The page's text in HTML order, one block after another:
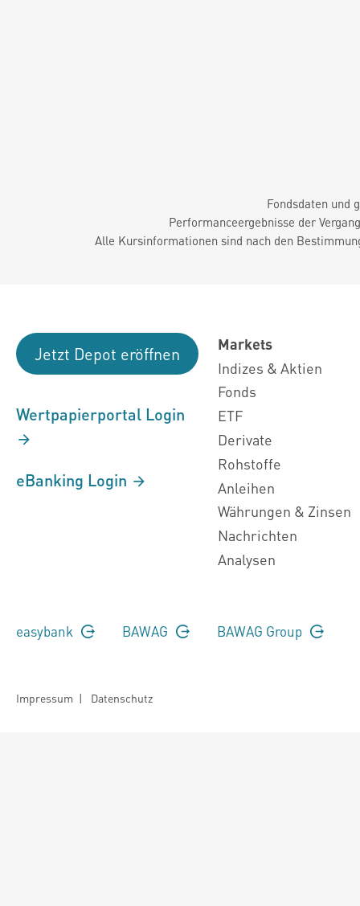
Fondsdaten und
Performanceergebnisse der
Alle Kursinformationen sind nach den
Jetzt Depot eröffnen
Wertpapierportal Login
eBanking Login
Markets
Indizes & Aktien
Fonds
ETF
Derivate
Rohstoffe
Anleihen
Währungen & Zinsen
Nachrichten
Analysen
easybank BAWAG BAWAG Group
Impressum | Datenschutz